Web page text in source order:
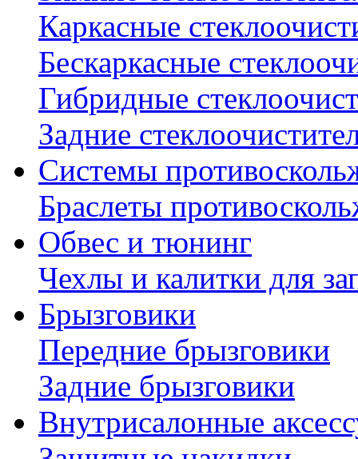
Каркасные
Бескаркасные
Гибридные
Задние
Системы
Браслеты
Обвес и тюнинг
Чехлы и калитки для
Брызговики
Передние брызговики
Задние брызговики
Внутрисалонные